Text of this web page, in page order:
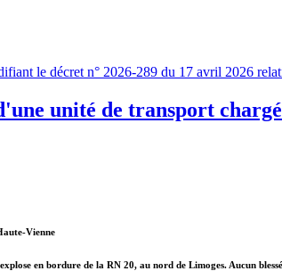
le décret n° 2026-289 du 17 avril 2026
unité de transport
Vienne
en bordure de la RN 20, au nord de Limoges. Aucun